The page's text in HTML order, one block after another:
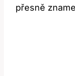
přesně